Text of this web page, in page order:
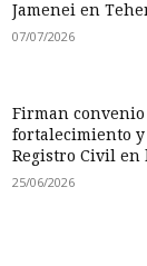
Jamenei en
07/07/2026
Firman
fortalecimiento
Registro Civil en
25/06/2026